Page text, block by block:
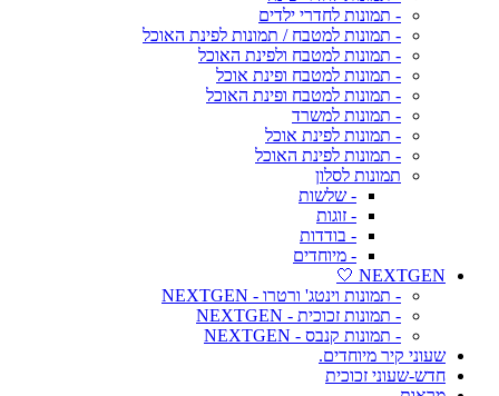
- תמונות לחדרי ילדים
- תמונות למטבח / תמונות לפינת האוכל
- תמונות למטבח ולפינת האוכל
- תמונות למטבח ופינת אוכל
- תמונות למטבח ופינת האוכל
- תמונות למשרד
- תמונות לפינת אוכל
- תמונות לפינת האוכל
תמונות לסלון
- שלשות
- זוגות
- בודדות
- מיוחדים
NEXTGEN 🤍
- תמונות וינטג' ורטרו - NEXTGEN
- תמונות זכוכית - NEXTGEN
- תמונות קנבס - NEXTGEN
שעוני קיר מיוחדים.
חדש-שעוני זכוכית